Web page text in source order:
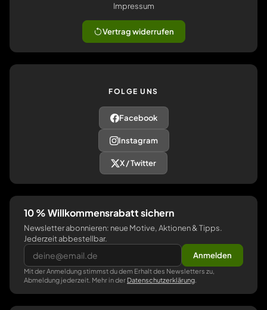
Impressum
Vertrag widerrufen
FOLGE UNS
Facebook
Instagram
X / Twitter
10 % Willkommensrabatt sichern
Newsletter abonnieren: neue Motive, Aktionen & Tipps.
Jederzeit abbestellbar.
Anmelden
Mit der Anmeldung stimmst du dem Erhalt des Newsletters zu,
Abmeldung jederzeit. Mehr in der Datenschutzerklärung